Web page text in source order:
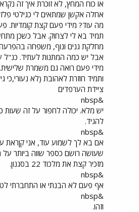
או כוח המחץ, לא זוכרת איך זה
אחלה אקשן שמתאים לי כגילטי
מה עוד? מידי פעם קצת קומדיות.
תמיד בא לי לצחוק. אבל כשכן
מחלקת גנים ונוף, משפחה
אבל יש כמה המתנות לעתיד. כנ"ל
מידי פעם רואה גם משמרת
ותמיד חוזרת לאהובת (לא נעורי,כי
ציידת הערפדים
&nbsp
יש מלא. יכולה לחפור על זה שעות
להגיד.
&nbsp
אם בא לך לשמוע עוד, אני קןראת
שעושה רושם כספר שווה ביותר על
מזכיר קצת את מלכוד 22 בסגנון.
&nbsp
אף פעם לא הבנתי או התחברתי
&nbsp
וזהו.